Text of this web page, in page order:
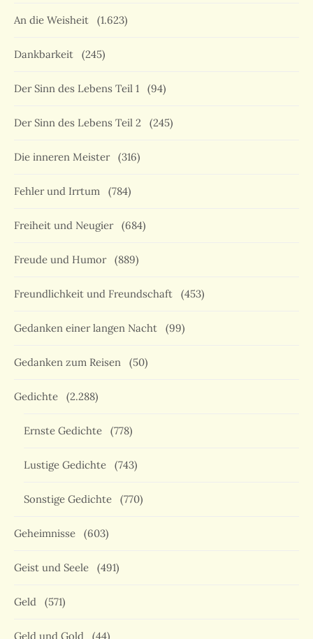
An die Weisheit (1.623)
Dankbarkeit (245)
Der Sinn des Lebens Teil 1 (94)
Der Sinn des Lebens Teil 2 (245)
Die inneren Meister (316)
Fehler und Irrtum (784)
Freiheit und Neugier (684)
Freude und Humor (889)
Freundlichkeit und Freundschaft (453)
Gedanken einer langen Nacht (99)
Gedanken zum Reisen (50)
Gedichte (2.288)
Ernste Gedichte (778)
Lustige Gedichte (743)
Sonstige Gedichte (770)
Geheimnisse (603)
Geist und Seele (491)
Geld (571)
Geld und Gold (44)